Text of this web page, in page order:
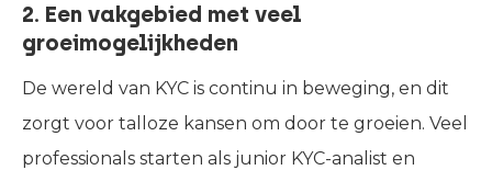
2. Een vakgebied met veel
groeimogelijkheden
De wereld van KYC is continu in beweging, en dit
zorgt voor talloze kansen om door te groeien. Veel
professionals starten als junior KYC-analist en